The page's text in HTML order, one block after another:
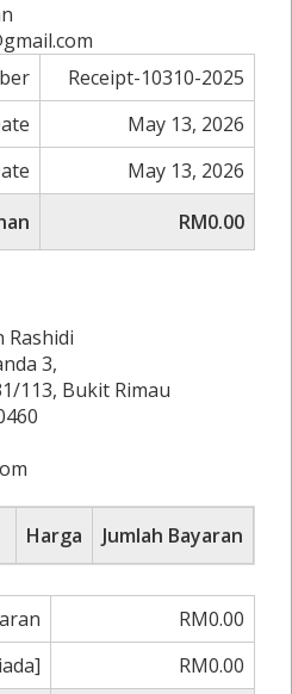
Receipt-10310-2025
May 13, 2026
May 13, 2026
RM0.00
Rashidi
3,
113, Bukit Rimau
Harga Jumlah Bayaran
RM0.00
RM0.00